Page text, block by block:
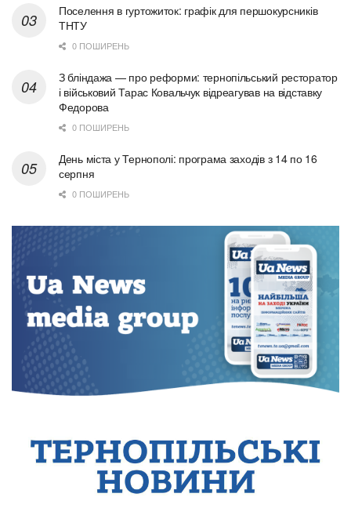
Поселення в гуртожиток: графік для першокурсників
ТНТУ
0 ПОШИРЕНЬ
З бліндажа — про реформи: тернопільський ресторатор
і військовий Тарас Ковальчук відреагував на відставку
Федорова
0 ПОШИРЕНЬ
День міста у Тернополі: програма заходів з 14 по 16
серпня
0 ПОШИРЕНЬ